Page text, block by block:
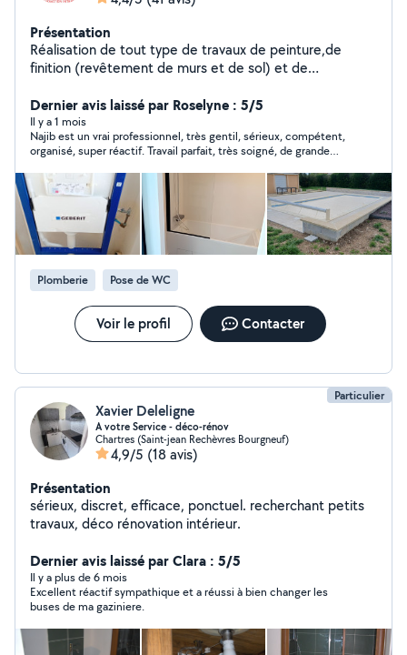
Présentation
Réalisation de tout type de travaux de peinture,de
finition (revêtement de murs et de sol) et de
Dernier avis laissé par Roselyne : 5/5
Il y a 1 mois
Najib est un vrai professionnel, très gentil, sérieux, compétent,
organisé, super réactif. Travail parfait, très soigné, de grande
recommande à 100 %.
Plomberie Pose de WC
Voir le profil Contacter
Particulier
Xavier Deleligne
A votre Service - déco-rénov
Chartres (Saint-jean Rechèvres Bourgneuf)
4,9/5 (18 avis)
Présentation
sérieux, discret, efficace, ponctuel. recherchant petits
travaux, déco rénovation intérieur.
Dernier avis laissé par Clara : 5/5
Il y a plus de 6 mois
Excellent réactif sympathique et a réussi à bien changer les
buses de ma gaziniere.